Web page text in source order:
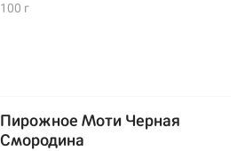
100 г
Пирожное Моти Черная
Смородина